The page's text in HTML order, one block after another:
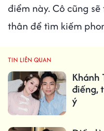
điểm này. Cô cũng
thân để tìm kiếm
TIN LIÊN QUAN
Khánh
điếng,
ý